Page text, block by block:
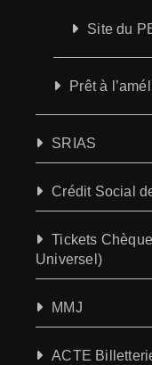
Site du
Prêt à
SRIAS
Crédit Social
Tickets
Universel)
MMJ
ACTE